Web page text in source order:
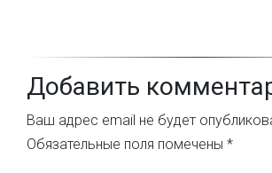
Добавить
Ваш адрес email не будет
Обязательные поля помечены *